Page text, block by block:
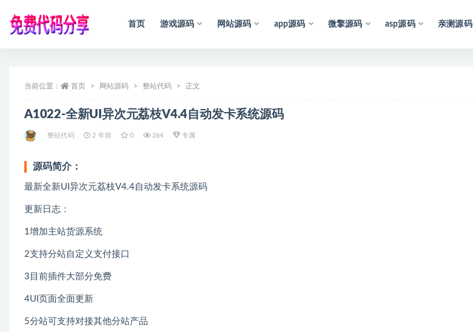
首页 游戏源码 网站源码 app源码 微擎源码 asp源码 亲测源码
当前位置： 首页 网站源码 整站代码 正文
A1022-全新UI异次元荔枝V4.4自动发卡系统源码
整站代码 2 年前 0 264 专属
源码简介：
最新全新UI异次元荔枝V4.4自动发卡系统源码
更新日志：
1增加主站货源系统
2支持分站自定义支付接口
3目前插件大部分免费
4UI页面全面更新
5分站可支持对接其他分站产品